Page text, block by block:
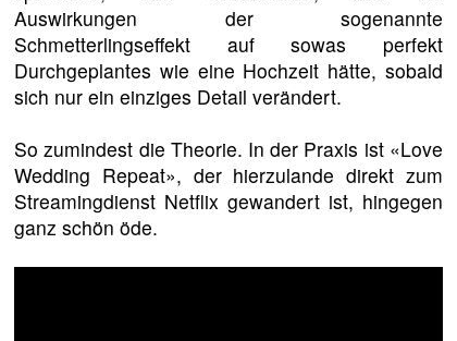
Auswirkungen der sogenannte
Schmetterlingseffekt auf sowas perfekt
Durchgeplantes wie eine Hochzeit hätte, sobald
sich nur ein einziges Detail verändert.
So zumindest die Theorie. In der Praxis ist «Love
Wedding Repeat», der hierzulande direkt zum
Streamingdienst Netflix gewandert ist, hingegen
ganz schön öde.